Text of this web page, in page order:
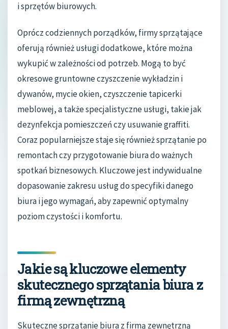
i sprzętów biurowych.
Oprócz codziennych porządków, firmy sprzątające
oferują również usługi dodatkowe, które można
wykupić w zależności od potrzeb. Mogą to być
okresowe gruntowne czyszczenie wykładzin i
dywanów, mycie okien, czyszczenie tapicerki
meblowej, a także specjalistyczne usługi, takie jak
dezynfekcja pomieszczeń czy usuwanie graffiti.
Coraz popularniejsze staje się również sprzątanie po
remontach czy przygotowanie biura do ważnych
spotkań biznesowych. Kluczowe jest indywidualne
dopasowanie zakresu usług do specyfiki danego
biura i jego wymagań, aby zapewnić optymalny
poziom czystości i komfortu.
Jakie są kluczowe elementy
skutecznego sprzątania biura z
firmą zewnętrzną
Skuteczne sprzątanie biura z firmą zewnętrzną